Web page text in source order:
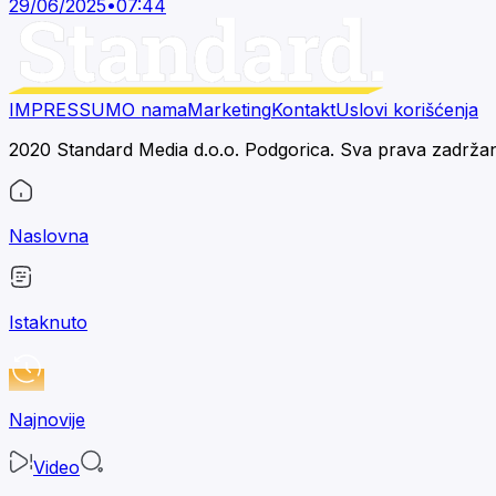
29/06/2025•07:44
IMPRESSUMO namaMarketingKontaktUslovi korišćenja
2020 Standard Media d.o.o. Podgorica. Sva prava
Naslovna
Istaknuto
Najnovije
Video